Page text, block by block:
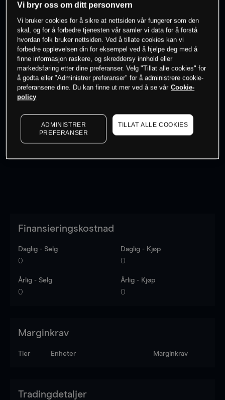
0% av kunder erpå dette instrumentet
Søk om konto
Log in
Finansieringskostnad
Daglig - Selg
0
Daglig - Kjøp
0
Årlig - Selg
0
Årlig - Kjøp
0
Marginkrav
Tier Enheter Marginkrav
Tradingdetaljer
Vi bryr oss om ditt personvern
Vi bruker cookies for å sikre at nettsiden vår fungerer som den
skal, og for å forbedre tjenesten vår samler vi data for å forstå
hvordan folk bruker nettsiden. Ved å tillate cookies kan vi
forbedre opplevelsen din for eksempel ved å hjelpe deg med å
finne informasjon raskere, og skreddersy innhold eller
markedsføring etter dine preferanser. Velg "Tillat alle cookies" for
å godta eller "Administrer preferanser" for å administrere cookie-
preferansene dine. Du kan finne ut mer ved å se vår Cookie-
policy
ADMINISTRER
PREFERANSER
TILLAT ALLE COOKIES